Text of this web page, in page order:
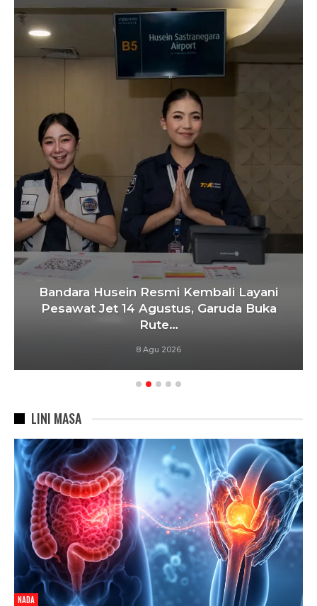
Bandara Husein Resmi Kembali Layani
Pesawat Jet 14 Agustus, Garuda Buka
Rute…
8 Agu 2026
LINI MASA
NADA